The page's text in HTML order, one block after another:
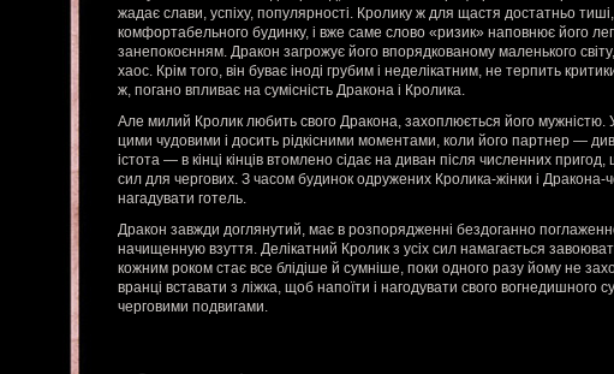
жадає слави, успіху, популярності. Кролику ж для щастя достатньо
комфортабельного будинку, і вже саме слово «ризик» наповнює його
занепокоєнням. Дракон загрожує його впорядкованому маленького
хаос. Крім того, він буває іноді грубим і неделікатним, не терпить
ж, погано впливає на сумісність Дракона і Кролика.
Але милий Кролик любить свого Дракона, захоплюється його мужністю.
цими чудовими і досить рідкісними моментами, коли його партнер —
істота — в кінці кінців втомлено сідає на диван після численних
сил для чергових. З часом будинок одружених Кролика-жінки і Дракона-
нагадувати готель.
Дракон завжди доглянутий, має в розпорядженні бездоганно
начищенную взуття. Делікатний Кролик з усіх сил намагається
кожним роком стає все блідіше й сумніше, поки одного разу йому не
вранці вставати з ліжка, щоб напоїти і нагодувати свого вогнедишного
черговими подвигами.